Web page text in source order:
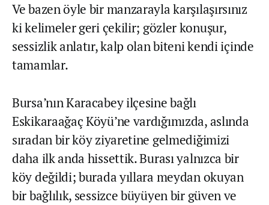
Ve bazen öyle bir manzarayla karşılaşırsınız
ki kelimeler geri çekilir; gözler konuşur,
sessizlik anlatır, kalp olan biteni kendi içinde
tamamlar.
Bursa’nın Karacabey ilçesine bağlı
Eskikaraağaç Köyü’ne vardığımızda, aslında
sıradan bir köy ziyaretine gelmediğimizi
daha ilk anda hissettik. Burası yalnızca bir
köy değildi; burada yıllara meydan okuyan
bir bağlılık, sessizce büyüyen bir güven ve